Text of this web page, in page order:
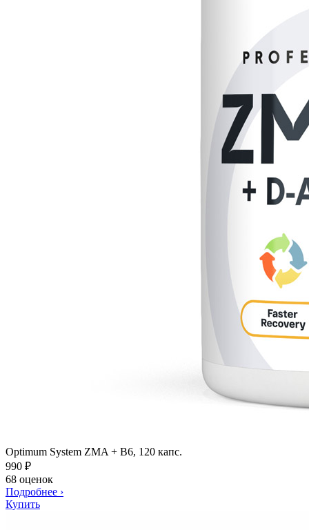
Optimum System ZMA + B6, 120 капс.
990 ₽
68 оценок
Подробнее ›
Купить